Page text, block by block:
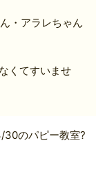
・アラレちゃん
くてすいませ
30のパピー教室?